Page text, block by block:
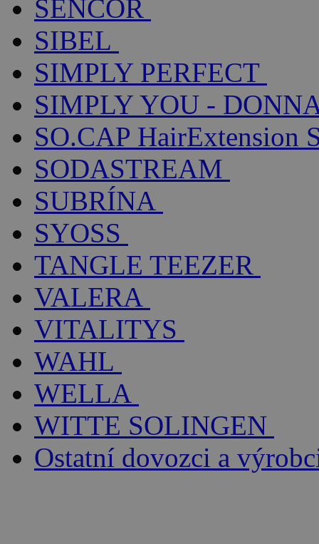
SENCOR
SIBEL
SIMPLY PERFECT
SIMPLY YOU -
SO.CAP HairExtension
SODASTREAM
SUBRÍNA
SYOSS
TANGLE TEEZER
VALERA
VITALITYS
WAHL
WELLA
WITTE SOLINGEN
Ostatní dovozci a